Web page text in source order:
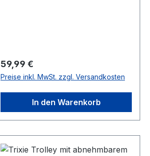
Regulärer Preis:
59,99 €
Preise inkl. MwSt. zzgl. Versandkosten
In den Warenkorb